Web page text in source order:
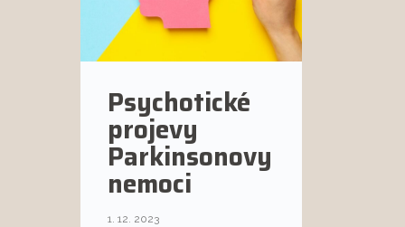
Psychotické
projevy
Parkinsonovy
nemoci
1. 12. 2023